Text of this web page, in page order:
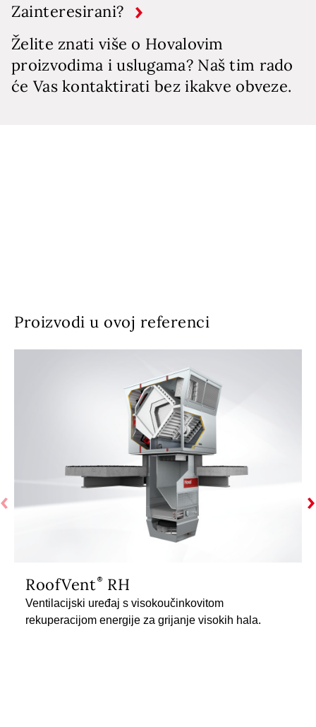
Zainteresirani?
Želite znati više o Hovalovim
proizvodima i uslugama? Naš tim rado
će Vas kontaktirati bez ikakve obveze.
Proizvodi u ovoj referenci
RoofVent RH
Ventilacijski uređaj s visokoučinkovitom
rekuperacijom energije za grijanje visokih hala.